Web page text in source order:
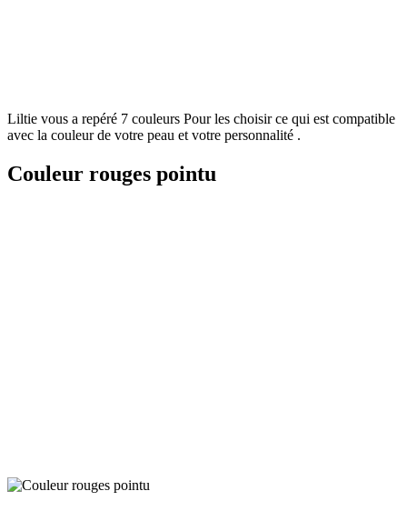
Liltie vous a repéré 7 couleurs Pour les choisir ce qui est compatible
avec la couleur de votre peau et votre personnalité .
Couleur rouges pointu